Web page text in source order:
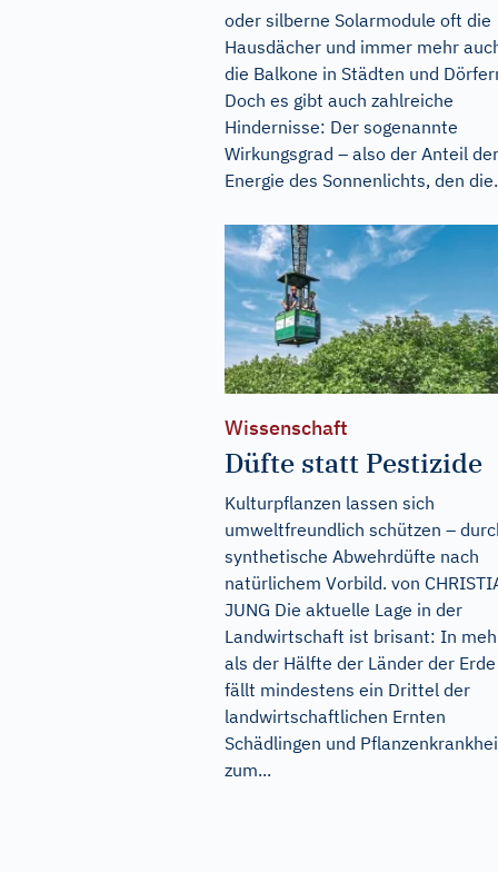
oder silberne Solarmodule oft die
Hausdächer und immer mehr
die Balkone in Städten und
Doch es gibt auch zahlreiche
Hindernisse: Der sogenannte
Wirkungsgrad – also der Anteil der
Energie des Sonnenlichts, den
Wissenschaft
Düfte statt Pestizide
Kulturpflanzen lassen sich
umweltfreundlich schützen –
synthetische Abwehrdüfte nach
natürlichem Vorbild. von
JUNG Die aktuelle Lage in der
Landwirtschaft ist brisant: In
als der Hälfte der Länder der Erde
fällt mindestens ein Drittel der
landwirtschaftlichen Ernten
Schädlingen und
zum...